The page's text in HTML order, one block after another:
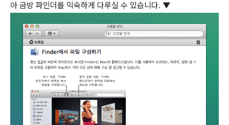
아 금방 파인더를 익숙하게 다루실 수 있습니다. ▼